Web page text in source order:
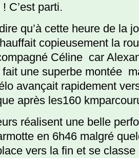
C’est parti.
qu’à cette heure de la
copieusement la
Céline car
une superbe montée
avançait rapidement
après les160
réalisent une belle
en 6h46 malgré
vers la fin et se